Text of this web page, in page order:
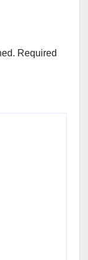
Required